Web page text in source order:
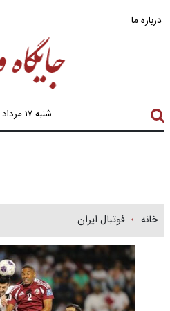
درباره ما
شنبه ۱۷ مرداد ۱۴۰۵
خانه فوتبال ایران